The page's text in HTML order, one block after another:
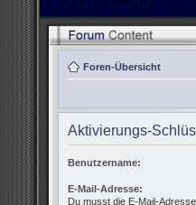
Foren-Übersicht
Aktivierungs-
Benutzername:
E-Mail-Adresse:
Du musst die E-Mail-